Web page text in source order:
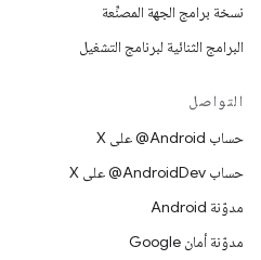
نسخة برامج الجهة المصنِّعة
البرامج الثنائية لبرنامج التشغيل
التواصل
حساب ‎@Android على X
حساب ‎@AndroidDev على X
مدوّنة Android
مدوّنة أمان Google